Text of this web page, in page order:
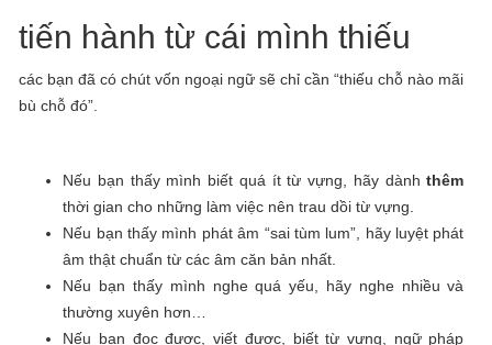
tiến hành từ cái mình thiếu
các bạn đã có chút vốn ngoại ngữ sẽ chỉ cần “thiếu chỗ nào mãi
bù chỗ đó”.
Nếu bạn thấy mình biết quá ít từ vựng, hãy dànhthêm
thời gian cho những làm việc nên trau dồi từ vựng.
Nếu bạn thấy mình phát âm “sai tùm lum”, hãy luyệt phát
âm thật chuẩn từ các âm căn bản nhất.
Nếu bạn thấy mình nghe quá yếu, hãy nghe nhiều và
thường xuyên hơn…
Nếu bạn đọc được, viết được, biết từ vựng, ngữ pháp